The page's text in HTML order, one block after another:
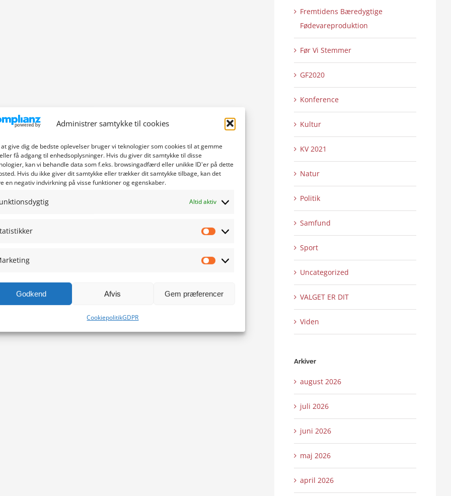
Administrer samtykke til cookies
at give dig de bedste oplevelser bruger vi teknologier som cookies til at gemme
få adgang til enhedsoplysninger. Hvis du giver dit samtykke til disse
kan vi behandle data som f.eks. browsingadfærd eller unikke ID'er på dette
Hvis du ikke giver dit samtykke eller trækker dit samtykke tilbage, kan det
en negativ indvirkning på visse funktioner og egenskaber.
Altid aktiv
Godkend Afvis Gem præferencer
CookiepolitikGDPR
Fremtidens Bæredygtige
Fødevareproduktion
Før Vi Stemmer
GF2020
Konference
Kultur
KV 2021
Natur
Politik
Samfund
Sport
Uncategorized
VALGET ER DIT
Viden
Arkiver
august 2026
juli 2026
juni 2026
maj 2026
april 2026